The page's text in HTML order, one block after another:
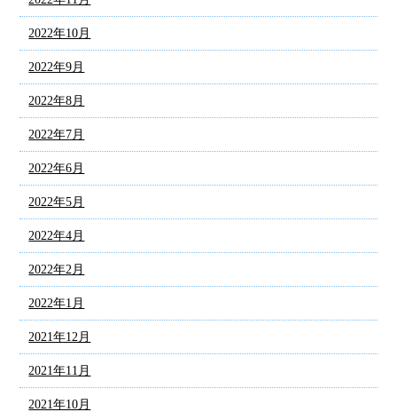
2022年10月
2022年9月
2022年8月
2022年7月
2022年6月
2022年5月
2022年4月
2022年2月
2022年1月
2021年12月
2021年11月
2021年10月